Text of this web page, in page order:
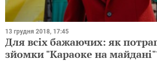
13 грудня 2018, 17:45
Для всіх бажаючих: як
зйомки "Караоке на